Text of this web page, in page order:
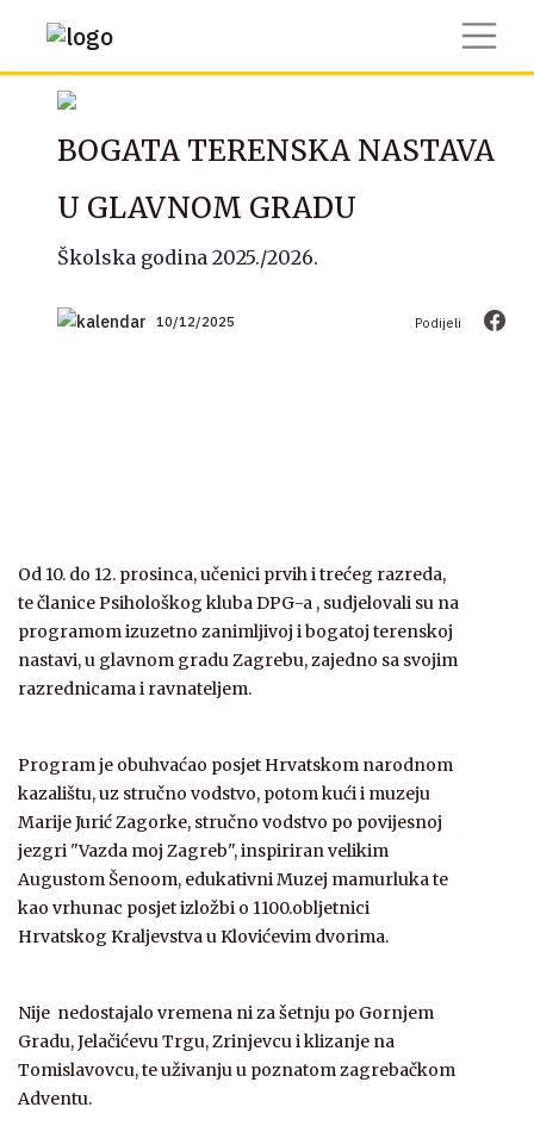
BOGATA TERENSKA NASTAVA
U GLAVNOM GRADU
Školska godina 2025./2026.
10/12/2025 Podijeli
Od 10. do 12. prosinca, učenici prvih i trećeg razreda,
te članice Psihološkog kluba DPG-a , sudjelovali su na
programom izuzetno zanimljivoj i bogatoj terenskoj
nastavi, u glavnom gradu Zagrebu, zajedno sa svojim
razrednicama i ravnateljem.
Program je obuhvaćao posjet Hrvatskom narodnom
kazalištu, uz stručno vodstvo, potom kući i muzeju
Marije Jurić Zagorke, stručno vodstvo po povijesnoj
jezgri "Vazda moj Zagreb", inspiriran velikim
Augustom Šenoom, edukativni Muzej mamurluka te
kao vrhunac posjet izložbi o 1100.obljetnici
Hrvatskog Kraljevstva u Klovićevim dvorima.
Nije nedostajalo vremena ni za šetnju po Gornjem
Gradu, Jelačićevu Trgu, Zrinjevcu i klizanje na
Tomislavovcu, te uživanju u poznatom zagrebačkom
Adventu.